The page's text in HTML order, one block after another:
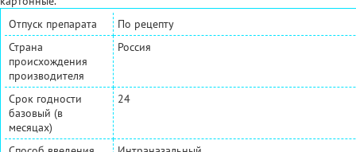
Отпуск препарата
По рецепту
Страна
происхождения
производителя
Россия
Срок годности
базовый (в
месяцах)
24